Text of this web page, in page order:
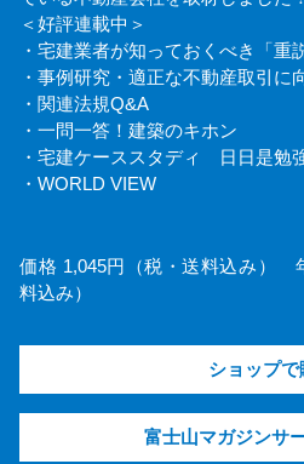
＜好評連載中＞
・宅建業者が知っておくべき「重
・事例研究・適正な不動産取引に
・関連法規Q&A
・一問一答！建築のキホン
・宅建ケーススタディ 日日是勉
・WORLD VIEW
価格 1,045円（税・送料込み）
料込み）
ショップで
富士山マガジンサ